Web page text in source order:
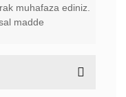
muhafaza ediniz.
madde